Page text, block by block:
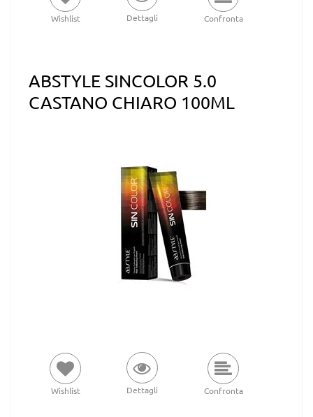
Wishlist Dettagli Confronta
ABSTYLE SINCOLOR 5.0
CASTANO CHIARO 100ML
Wishlist Dettagli Confronta